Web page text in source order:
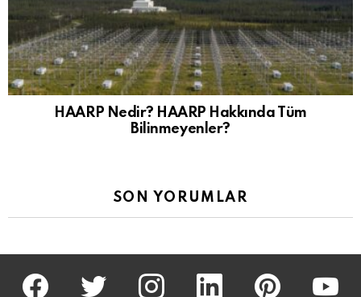
HAARP Nedir? HAARP Hakkında Tüm
Bilinmeyenler?
SON YORUMLAR
facebook twitter İnstagram linkedin pinterest